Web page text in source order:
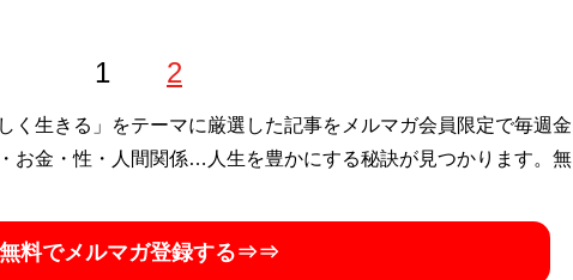
1 2
く生きる」をテーマに厳選した記事をメルマガ会員限定で毎週金
お金・性・人間関係…人生を豊かにする秘訣が見つかります。無
無料でメルマガ登録する⇒⇒